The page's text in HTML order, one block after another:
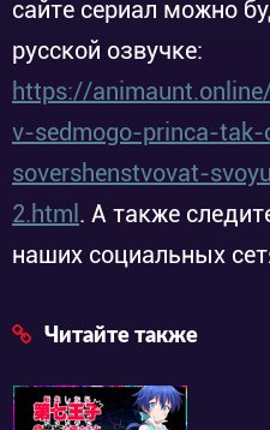
сайте сериал можно
русской озвучке:
https://
v-sedmogo-princa-
sovershenstvovat-
2.html . А также
наших социальных
Читайте также